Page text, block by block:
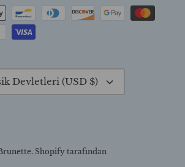
Devletleri (USD $)
. Shopify tarafından